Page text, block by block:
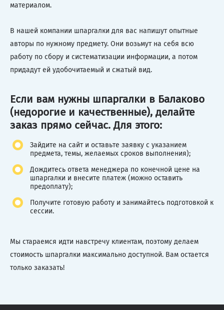
материалом.
В нашей компании шпаргалки для вас напишут опытные
авторы по нужному предмету. Они возьмут на себя всю
работу по сбору и систематизации информации, а потом
придадут ей удобочитаемый и сжатый вид.
Если вам нужны шпаргалки в Балаково
(недорогие и качественные), делайте
заказ прямо сейчас. Для этого:
Зайдите на сайт и оставьте заявку с указанием
предмета, темы, желаемых сроков выполнения);
Дождитесь ответа менеджера по конечной цене на
шпаргалки и внесите платеж (можно оставить
предоплату);
Получите готовую работу и занимайтесь подготовкой к
сессии.
Мы стараемся идти навстречу клиентам, поэтому делаем
стоимость шпаргалки максимально доступной. Вам остается
только заказать!